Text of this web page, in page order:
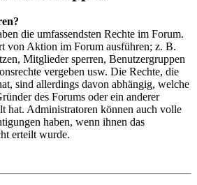
die umfassendsten Rechte im Forum.
von Aktion im Forum ausführen; z. B.
Mitglieder sperren, Benutzergruppen
vergeben usw. Die Rechte, die
sind allerdings davon abhängig, welche
des Forums oder ein anderer
hat. Administratoren können auch volle
haben, wenn ihnen das
erteilt wurde.